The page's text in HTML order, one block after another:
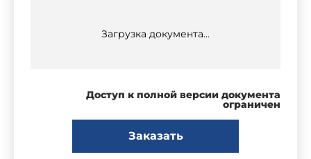
Загрузка документа...
Доступ к полной версии документа
ограничен
Заказать